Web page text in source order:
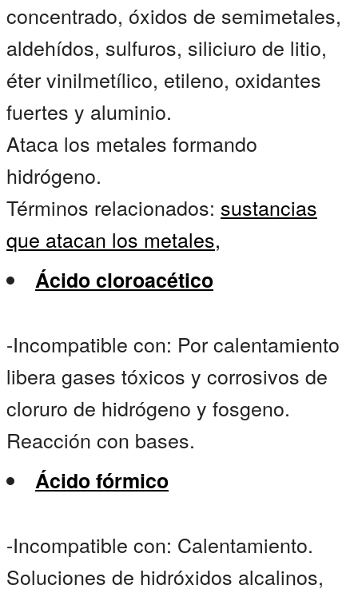
concentrado, óxidos de semimetales,
aldehídos, sulfuros, siliciuro de litio,
éter vinilmetílico, etileno, oxidantes
fuertes y aluminio.
Ataca los metales formando
hidrógeno.
Términos relacionados: sustancias
que atacan los metales,
Ácido cloroacético
-Incompatible con: Por calentamiento
libera gases tóxicos y corrosivos de
cloruro de hidrógeno y fosgeno.
Reacción con bases.
Ácido fórmico
-Incompatible con: Calentamiento.
Soluciones de hidróxidos alcalinos,